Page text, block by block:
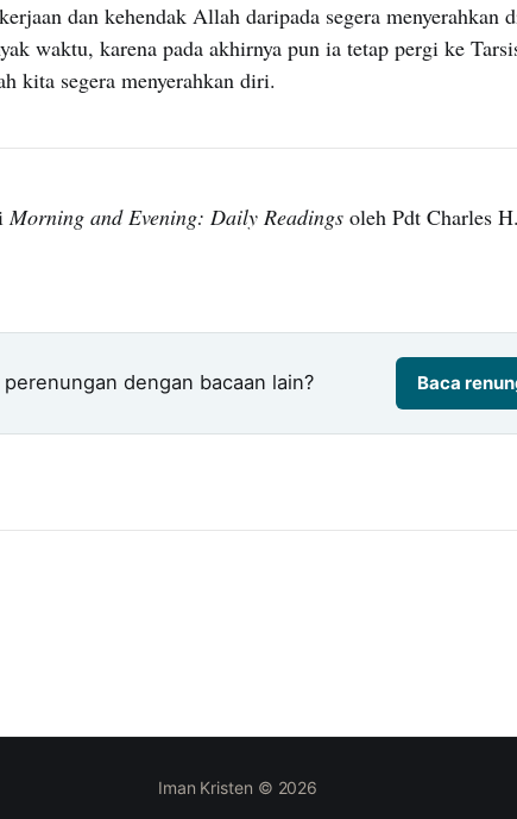
dan kehendak Allah daripada segera menyerahkan
waktu, karena pada akhirnya pun ia tetap pergi ke
kita segera menyerahkan diri.
Morning and Evening: Daily Readings oleh Pdt Charles
dengan bacaan lain? Baca
Iman Kristen © 2026